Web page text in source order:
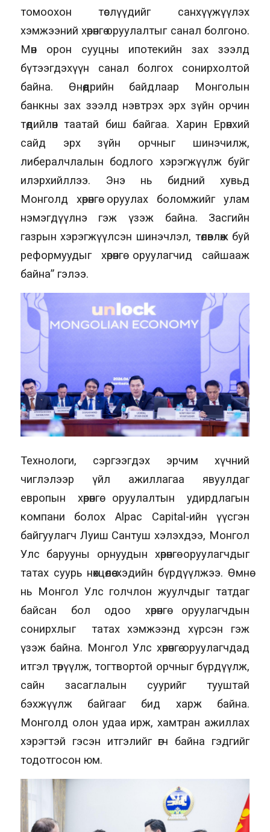
томоохон төслүүдийг санхүүжүүлэх
хэмжээний хөрөнгө оруулалтыг санал болгоно.
Мөн орон сууцны ипотекийн зах зээлд
бүтээгдэхүүн санал болгох сонирхолтой
байна. Өнөөдрийн байдлаар Монголын
банкны зах зээлд нэвтрэх эрх зүйн орчин
төдийлөн таатай биш байгаа. Харин Ерөнхий
сайд эрх зүйн орчныг шинэчилж,
либералчлалын бодлого хэрэгжүүлж буйг
илэрхийллээ. Энэ нь бидний хувьд
Монголд хөрөнгө оруулах боломжийг улам
нэмэгдүүлнэ гэж үзэж байна. Засгийн
газрын хэрэгжүүлсэн шинэчлэл, төлөвлөж буй
реформуудыг хөрөнгө оруулагчид сайшааж
байна” гэлээ.
Технологи, сэргээгдэх эрчим хүчний
чиглэлээр үйл ажиллагаа явуулдаг
европын хөрөнгө оруулалтын удирдлагын
компани болох Alpac Capital-ийн үүсгэн
байгуулагч Луиш Сантуш хэлэхдээ, Монгол
Улс барууны орнуудын хөрөнгө оруулагчдыг
татах суурь нөхцөлөө хэдийн бүрдүүлжээ. Өмнө
нь Монгол Улс голчлон жуулчдыг татдаг
байсан бол одоо хөрөнгө оруулагчдын
сонирхлыг татах хэмжээнд хүрсэн гэж
үзэж байна. Монгол Улс хөрөнгө оруулагчдад
итгэл төрүүлж, тогтвортой орчныг бүрдүүлж,
сайн засаглалын суурийг тууштай
бэхжүүлж байгааг бид харж байна.
Монголд олон удаа ирж, хамтран ажиллах
хэрэгтэй гэсэн итгэлийг өгч байна гэдгийг
тодотгосон юм.